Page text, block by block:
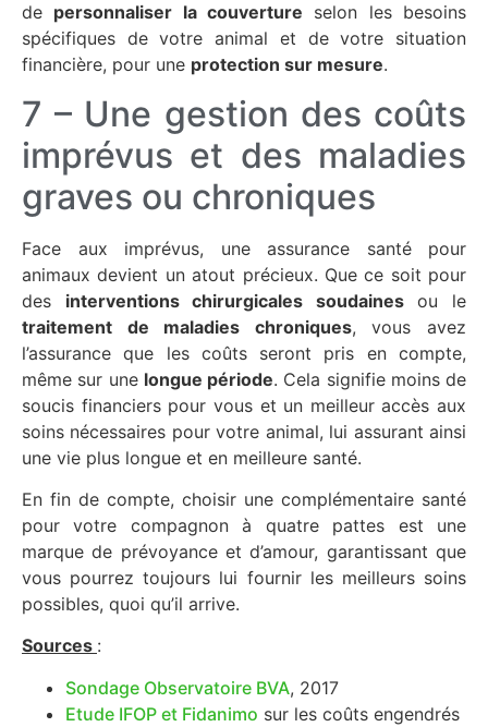
de personnaliser la couverture selon les besoins
spécifiques de votre animal et de votre situation
financière, pour une protection sur mesure.
7 – Une gestion des coûts
imprévus et des maladies
graves ou chroniques
Face aux imprévus, une assurance santé pour
animaux devient un atout précieux. Que ce soit pour
des interventions chirurgicales soudainesou le
traitement de maladies chroniques, vous avez
l’assurance que les coûts seront pris en compte,
même sur une longue période. Cela signifie moins de
soucis financiers pour vous et un meilleur accès aux
soins nécessaires pour votre animal, lui assurant ainsi
une vie plus longue et en meilleure santé.
En fin de compte, choisir une complémentaire santé
pour votre compagnon à quatre pattes est une
marque de prévoyance et d’amour, garantissant que
vous pourrez toujours lui fournir les meilleurs soins
possibles, quoi qu’il arrive.
Sources :
Sondage Observatoire BVA, 2017
Etude IFOP et Fidanimo sur les coûts engendrés